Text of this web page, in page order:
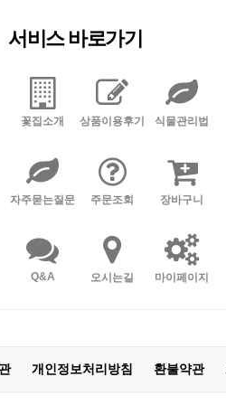
서비스 바로가기
꽃집소개 상품이용후기 식물관리법
자주묻는질문 주문조회 장바구니
Q&A 오시는길 마이페이지
개인정보처리방침 환불약관